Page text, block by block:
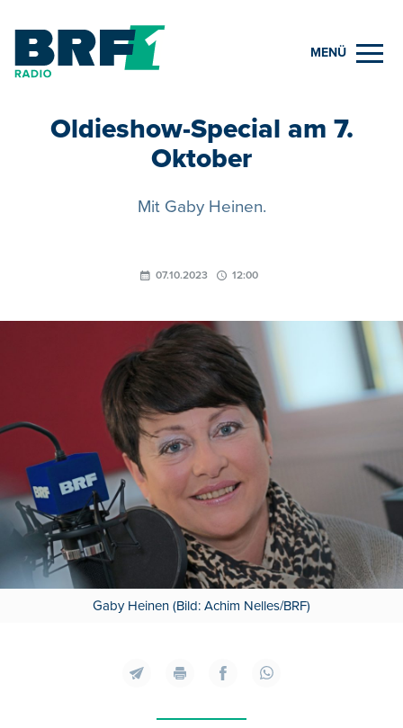
MENÜ
Oldieshow-Special am 7.
Oktober
Mit Gaby Heinen.
07.10.2023 12:00
Gaby Heinen (Bild: Achim Nelles/BRF)